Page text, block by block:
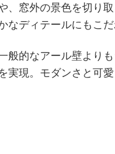
、窓外の景色を切り
ディテールにもこだ
般的なアール壁より
実現。モダンさと可